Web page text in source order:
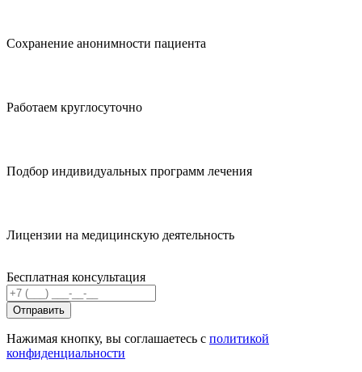
Сохранение анонимности пациента
Работаем круглосуточно
Подбор индивидуальных программ лечения
Лицензии на медицинскую деятельность
Бесплатная консультация
Отправить
Нажимая кнопку, вы соглашаетесь с политикой
конфиденциальности